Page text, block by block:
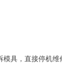
模具，直接停机维